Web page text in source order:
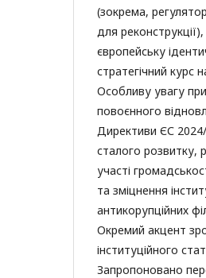
(зокрема,
для
європейську
стратегічний курс
Особливу увагу
повоєнного
Директиви ЄС
сталого розвитку,
участі
та зміцнення
антикорупційних
Окремий акцент
інституційного
Запропоновано